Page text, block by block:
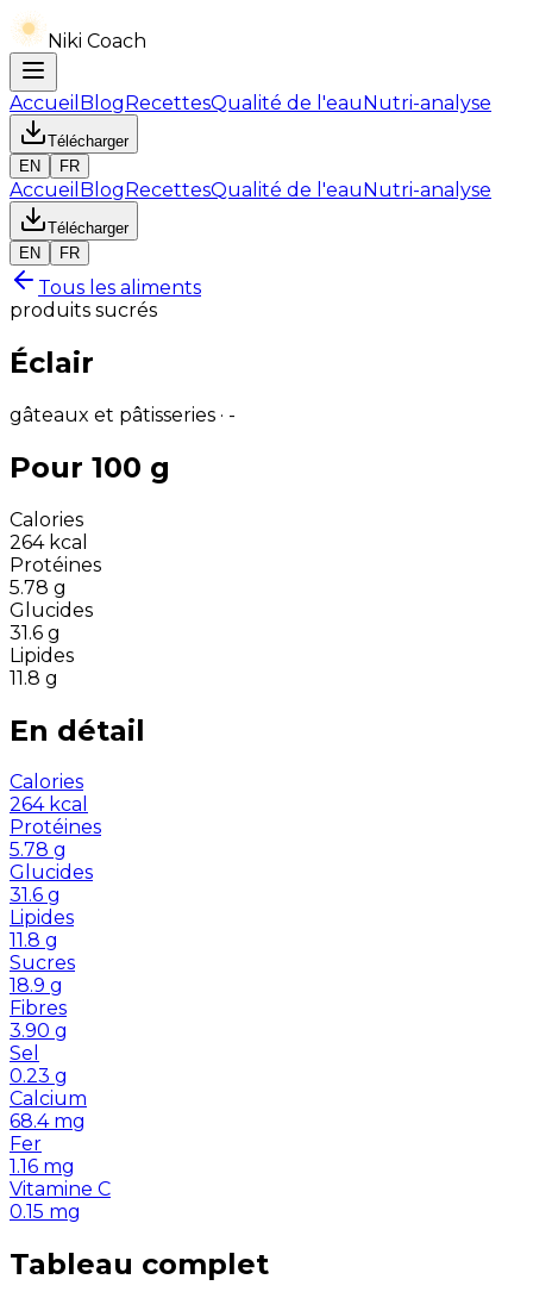
Niki Coach
Accueil BlogRecettesQualité de l'eauNutri-analyse
Télécharger
EN
FR
Accueil BlogRecettesQualité de l'eauNutri-analyse
Télécharger
EN
FR
Tous les aliments
produits sucrés
Éclair
gâteaux et pâtisseries · -
Pour 100 g
Calories
264 kcal
Protéines
5.78 g
Glucides
31.6 g
Lipides
11.8 g
En détail
Calories
264 kcal
Protéines
5.78 g
Glucides
31.6 g
Lipides
11.8 g
Sucres
18.9 g
Fibres
3.90 g
Sel
0.23 g
Calcium
68.4 mg
Fer
1.16 mg
Vitamine C
0.15 mg
Tableau complet